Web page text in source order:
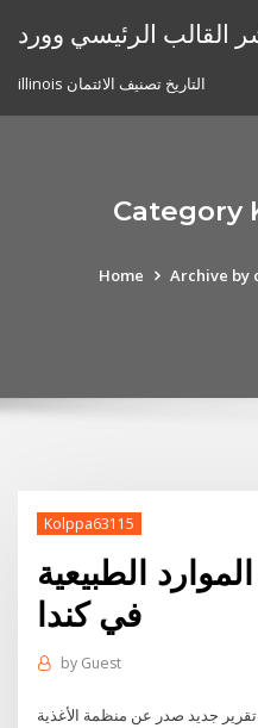
القالب الرئيسي وورد
illinois التاريخ تصنيف الائتمان
Category
Home Archive by
Kolppa63115
الطبيعية
في كندا
by Guest
فبراير 2017- حذر تقرير جديد صدر عن منظمة الأغذية